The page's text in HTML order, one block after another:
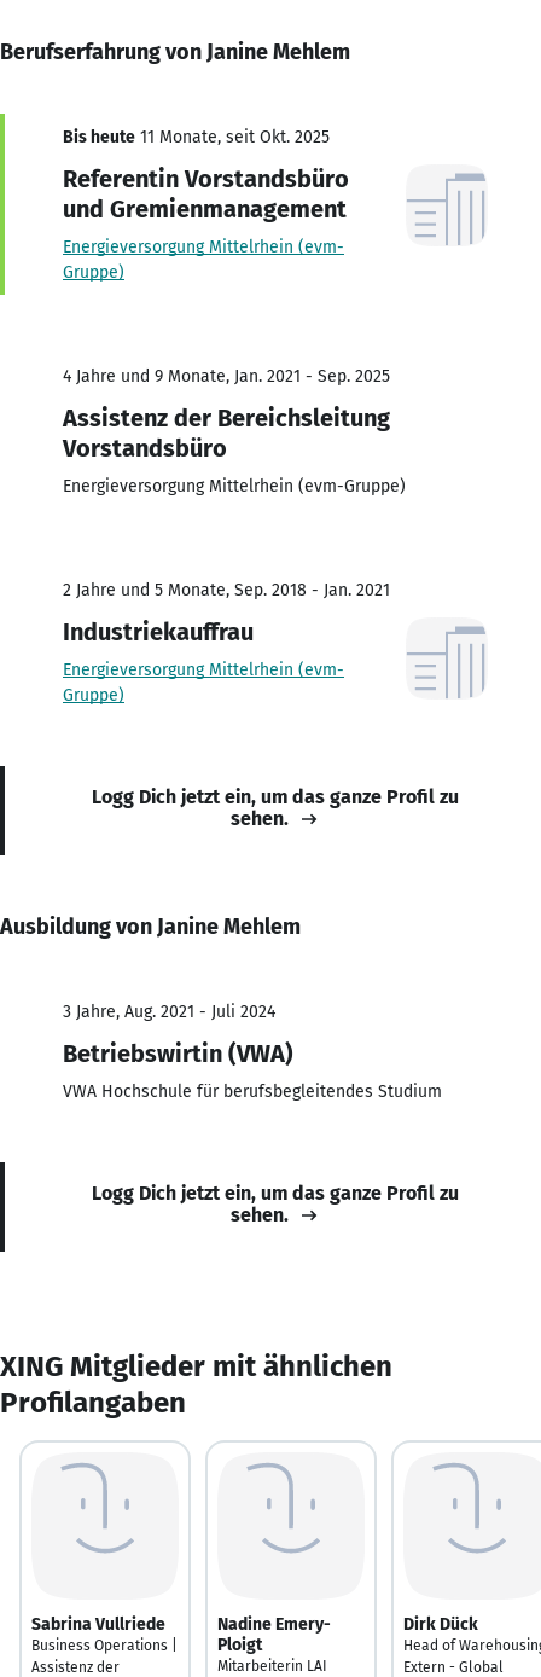
Berufserfahrung von Janine Mehlem
Bis heute 11 Monate, seit Okt. 2025
Referentin Vorstandsbüro
und Gremienmanagement
Energieversorgung Mittelrhein (evm-
Gruppe)
4 Jahre und 9 Monate, Jan. 2021 - Sep. 2025
Assistenz der Bereichsleitung
Vorstandsbüro
Energieversorgung Mittelrhein (evm-Gruppe)
2 Jahre und 5 Monate, Sep. 2018 - Jan. 2021
Industriekauffrau
Energieversorgung Mittelrhein (evm-
Gruppe)
Logg Dich jetzt ein, um das ganze Profil zu
sehen.
Ausbildung von Janine Mehlem
3 Jahre, Aug. 2021 - Juli 2024
Betriebswirtin (VWA)
VWA Hochschule für berufsbegleitendes Studium
Logg Dich jetzt ein, um das ganze Profil zu
sehen.
XING Mitglieder mit ähnlichen
Profilangaben
Sabrina Vullriede
Business Operations |
Assistenz der
Nadine Emery-
Ploigt
Mitarbeiterin LAI
Dirk Dück
Head of
Extern - Global